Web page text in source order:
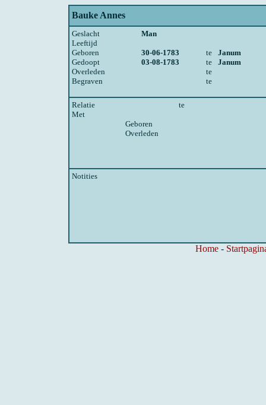
Bauke Annes
Geslacht
Man
Leeftijd
Geboren
30-06-1783 te
Janum
Gedoopt
03-08-1783 te
Janum
Overleden
te
Begraven
te
Relatie
te
Met
Geboren
Overleden
Notities
Home-